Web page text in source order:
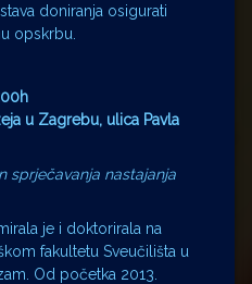
doniranja osigurati
opskrbu.
u Zagrebu, ulica Pavla
sprječavanja nastajanja
je i doktorirala na
fakultetu Sveučilišta u
Od početka 2013.